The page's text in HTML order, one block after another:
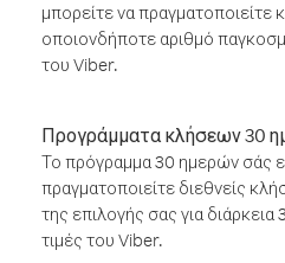
μπορείτε να πραγματοποιείτε
οποιονδήποτε αριθμό
του Viber.
Προγράμματα κλήσεων 30
Το πρόγραμμα 30 ημερών σάς
πραγματοποιείτε διεθνείς
της επιλογής σας για
τιμές του Viber.